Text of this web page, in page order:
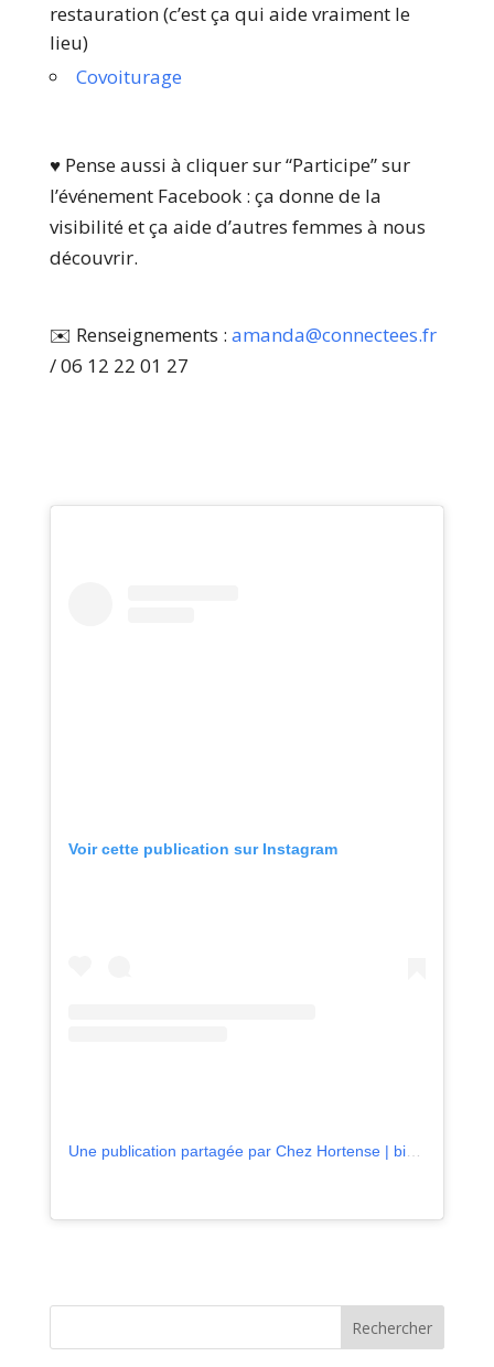
restauration (c’est ça qui aide vraiment le
lieu)
Covoiturage
♥️ Pense aussi à cliquer sur “Participe” sur
l’événement Facebook : ça donne de la
visibilité et ça aide d’autres femmes à nous
découvrir.
✉️ Renseignements : amanda@connectees.fr
/ 06 12 22 01 27
Voir cette publication sur Instagram
Une publication partagée par Chez Hortense | bistrot vivant | depuis toujours (@chezhortenselarochelle)